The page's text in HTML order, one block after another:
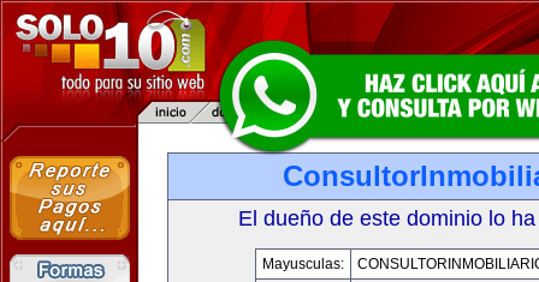
El dueño de este dominio lo
Mayusculas: